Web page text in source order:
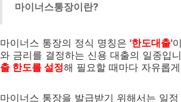
마이너스통장이란?
마이너스 통장의 정식 명칭은 '한도대출'
와 금리를 결정하는 신용 대출의 일종입
출 한도를 설정해 필요할 때마다 자유롭
마이너스 통장을 발급받기 위해서는 일